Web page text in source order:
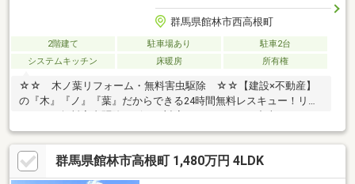
群馬県館林市西高根町
2階建て 駐車場あり
駐車2台
システムキッチン
床暖房 所有権
☆☆ 木ノ葉リフォーム・無料害虫駆除 ☆☆【建設×不動産】
の『木』『ノ』『葉』だからできる24時間無料レスキュー！リフ
ターサービスがついており、住んでからの安心をずっとお届けし
ます！内覧時に、無料相談・お見積りも物件ごとに作成可能！！
オウチ探しも、リフォームも一緒に相談できます！＼弊社には、
『きつね隊』・『ゴリラ隊』という無料かけつけサービスの仕組
群馬県館林市高根町 1,480万円 4LDK